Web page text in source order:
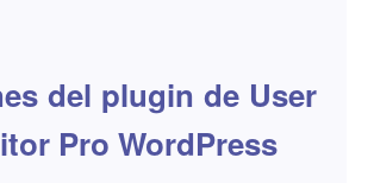
del plugin de User
Pro WordPress